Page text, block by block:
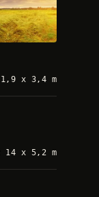
x 3,4 m
14 x 5,2 m